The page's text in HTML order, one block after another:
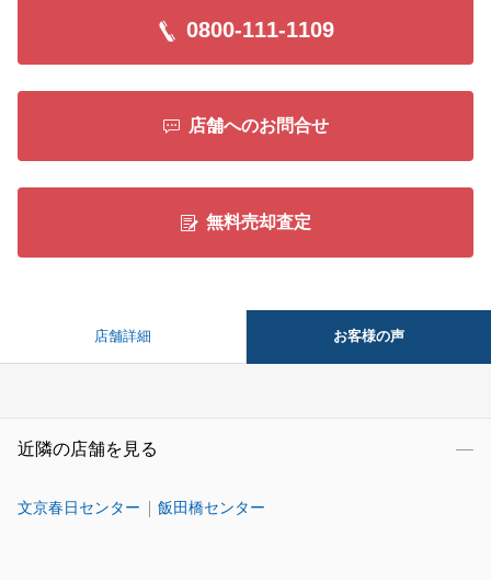
0800-111-1109
店舗へのお問合せ
無料売却査定
店舗詳細 お客様の声
近隣の店舗を見る
文京春日センター 飯田橋センター